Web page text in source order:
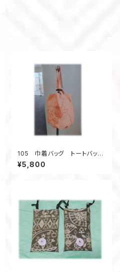
105 巾着バッグ トートバッ
グ バケツ型バッグ 小さいサ
イズ 総絞り着物 オレンジ
¥5,800